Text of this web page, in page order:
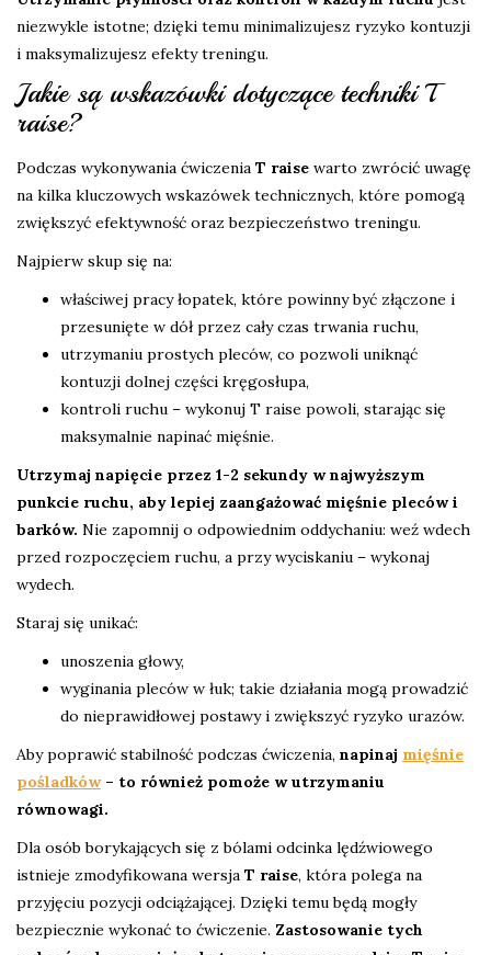
niezwykle istotne; dzięki temu minimalizujesz ryzyko kontuzji
i maksymalizujesz efekty treningu.
Jakie są wskazówki dotyczące techniki T
raise?
Podczas wykonywania ćwiczenia T raise warto zwrócić uwagę
na kilka kluczowych wskazówek technicznych, które pomogą
zwiększyć efektywność oraz bezpieczeństwo treningu.
Najpierw skup się na:
właściwej pracy łopatek, które powinny być złączone i
przesunięte w dół przez cały czas trwania ruchu,
utrzymaniu prostych pleców, co pozwoli uniknąć
kontuzji dolnej części kręgosłupa,
kontroli ruchu – wykonuj T raise powoli, starając się
maksymalnie napinać mięśnie.
Utrzymaj napięcie przez 1-2 sekundy w najwyższym
punkcie ruchu, aby lepiej zaangażować mięśnie pleców i
barków. Nie zapomnij o odpowiednim oddychaniu: weź wdech
przed rozpoczęciem ruchu, a przy wyciskaniu – wykonaj
wydech.
Staraj się unikać:
unoszenia głowy,
wyginania pleców w łuk; takie działania mogą prowadzić
do nieprawidłowej postawy i zwiększyć ryzyko urazów.
Aby poprawić stabilność podczas ćwiczenia, napinaj mięśnie
pośladków– to również pomoże w utrzymaniu
równowagi.
Dla osób borykających się z bólami odcinka lędźwiowego
istnieje zmodyfikowana wersja T raise, która polega na
przyjęciu pozycji odciążającej. Dzięki temu będą mogły
bezpiecznie wykonać to ćwiczenie. Zastosowanie tych